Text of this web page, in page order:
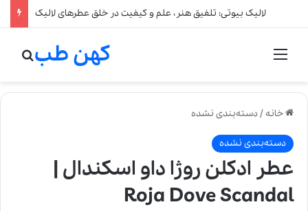
لالیک بیوتی: تلفیق هنر، علم و کیفیت در خلق عطرهای لالیک
منو کهن طب
خانه/دسته‌بندی نشده
دسته‌بندی نشده
عطر ادکلن روژا داو اسکندال |
Roja Dove Scandal